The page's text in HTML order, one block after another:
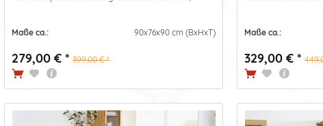
Maße ca.: 90x76x90 cm (BxHxT)
279,00 € * 399,00 € *
Maße ca.:
329,00 € *